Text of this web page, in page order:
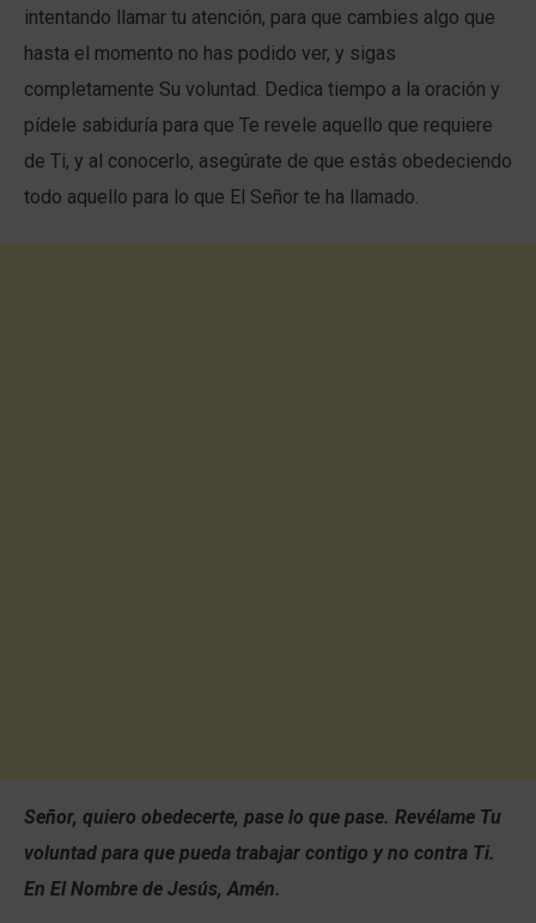
intentando llamar tu atención, para que cambies algo que
hasta el momento no has podido ver, y sigas
completamente Su voluntad. Dedica tiempo a la oración y
pídele sabiduría para que Te revele aquello que requiere
de Ti, y al conocerlo, asegúrate de que estás obedeciendo
todo aquello para lo que El Señor te ha llamado.
Señor, quiero obedecerte, pase lo que pase. Revélame Tu
voluntad para que pueda trabajar contigo y no contra Ti.
En El Nombre de Jesús, Amén.